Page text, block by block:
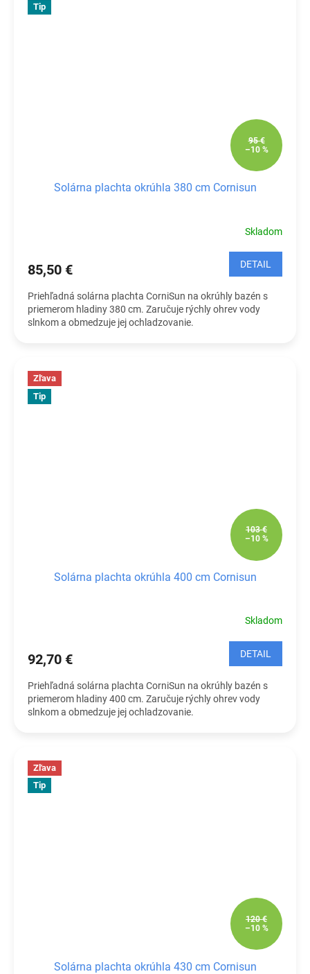
Tip
95 €
–10 %
Solárna plachta okrúhla 380 cm Cornisun
Skladom
85,50 € DETAIL
Priehľadná solárna plachta CorniSun na okrúhly bazén s
priemerom hladiny 380 cm. Zaručuje rýchly ohrev vody
slnkom a obmedzuje jej ochladzovanie.
Zľava
Tip
103 €
–10 %
Solárna plachta okrúhla 400 cm Cornisun
Skladom
92,70 € DETAIL
Priehľadná solárna plachta CorniSun na okrúhly bazén s
priemerom hladiny 400 cm. Zaručuje rýchly ohrev vody
slnkom a obmedzuje jej ochladzovanie.
Zľava
Tip
120 €
–10 %
Solárna plachta okrúhla 430 cm Cornisun